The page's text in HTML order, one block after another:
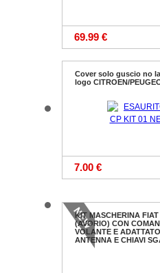
69.99 €
Cover solo guscio no
logo CITROEN/
7.00 €
KIT MASCHERINA
(AVORIO) CON
VOLANTE E
ANTENNA E CHIAVI